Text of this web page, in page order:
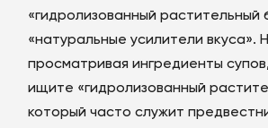
«гидролизованный растительный
«натуральные усилители вкуса».
просматривая ингредиенты
ищите «гидролизованный
который часто служит